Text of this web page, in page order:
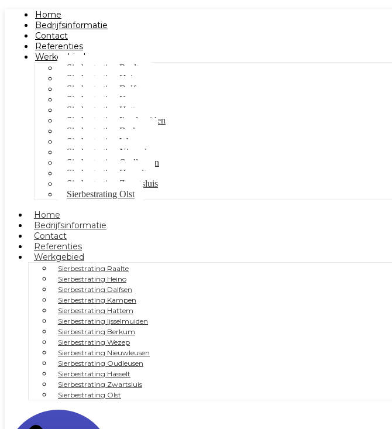
Home
Bedrijfsinformatie
Contact
Referenties
Werkgebied
Sierbestrating Raalte
Sierbestrating Heino
Sierbestrating Dalfsen
Sierbestrating Kampen
Sierbestrating Hattem
Sierbestrating Ijsselmuiden
Sierbestrating Berkum
Sierbestrating Wezep
Sierbestrating Nieuwleusen
Sierbestrating Oudleusen
Sierbestrating Hasselt
Sierbestrating Zwartsluis
Sierbestrating Olst
Home
Bedrijfsinformatie
Contact
Referenties
Werkgebied
Sierbestrating Raalte
Sierbestrating Heino
Sierbestrating Dalfsen
Sierbestrating Kampen
Sierbestrating Hattem
Sierbestrating Ijsselmuiden
Sierbestrating Berkum
Sierbestrating Wezep
Sierbestrating Nieuwleusen
Sierbestrating Oudleusen
Sierbestrating Hasselt
Sierbestrating Zwartsluis
Sierbestrating Olst